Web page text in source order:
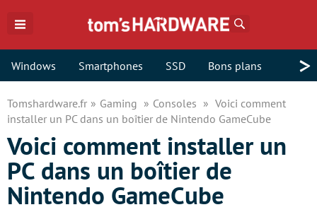
Windows Smartphones SSD Bons plans >
Tomshardware.fr Gaming Consoles
Voici comment
installer un PC dans un boîtier de Nintendo GameCube
Voici comment installer un
PC dans un boîtier de
Nintendo GameCube